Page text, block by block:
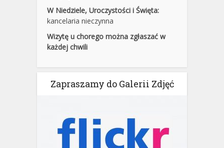
W Niedziele, Uroczystości i Święta:
kancelaria nieczynna
Wizytę u chorego można zgłaszać w
każdej chwili
Zapraszamy do Galerii Zdjęć